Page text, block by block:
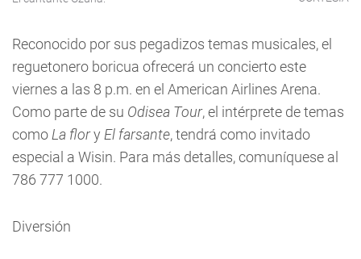
Reconocido por sus pegadizos temas musicales, el
reguetonero boricua ofrecerá un concierto este
viernes a las 8 p.m. en el American Airlines Arena.
Como parte de su Odisea Tour, el intérprete de temas
como La flory El farsante, tendrá como invitado
especial a Wisin. Para más detalles, comuníquese al
786 777 1000.
Diversión